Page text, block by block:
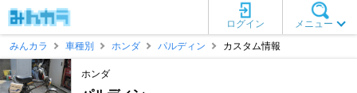
メニュー
ログイン
みんカラ
車種別 ホンダ パルディン カスタム情報
ホンダ